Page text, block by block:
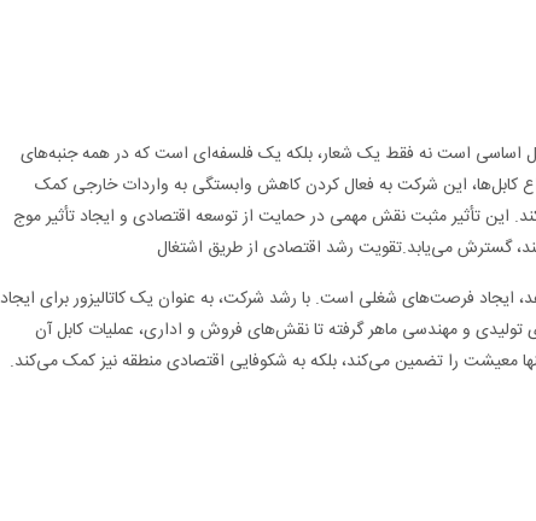
اساسی است نه فقط یک شعار، بلکه یک فلسفه‌ای است که در همه جنبه‌های
کابل‌ها، این شرکت به فعال کردن کاهش وابستگی به واردات خارجی کمک
این تأثیر مثبت نقش مهمی در حمایت از توسعه اقتصادی و ایجاد تأثیر موج
گسترش می‌یابد.تقویت رشد اقتصادی از طریق اشتغال
ایجاد فرصت‌های شغلی است. با رشد شرکت، به عنوان یک کاتالیزور برای ایجاد
و مهندسی ماهر گرفته تا نقش‌های فروش و اداری، عملیات کابل آن
معیشت را تضمین می‌کند، بلکه به شکوفایی اقتصادی منطقه نیز کمک می‌کند.